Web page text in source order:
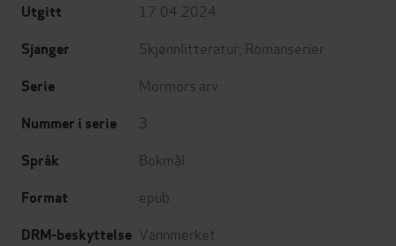
Utgitt 17.04.2024
Sjanger Skjønnlitteratur Romanserier
Serie Mormors arv
Nummer i serie 3
Språk Bokmål
Format epub
DRM-beskyttelse Vannmerket